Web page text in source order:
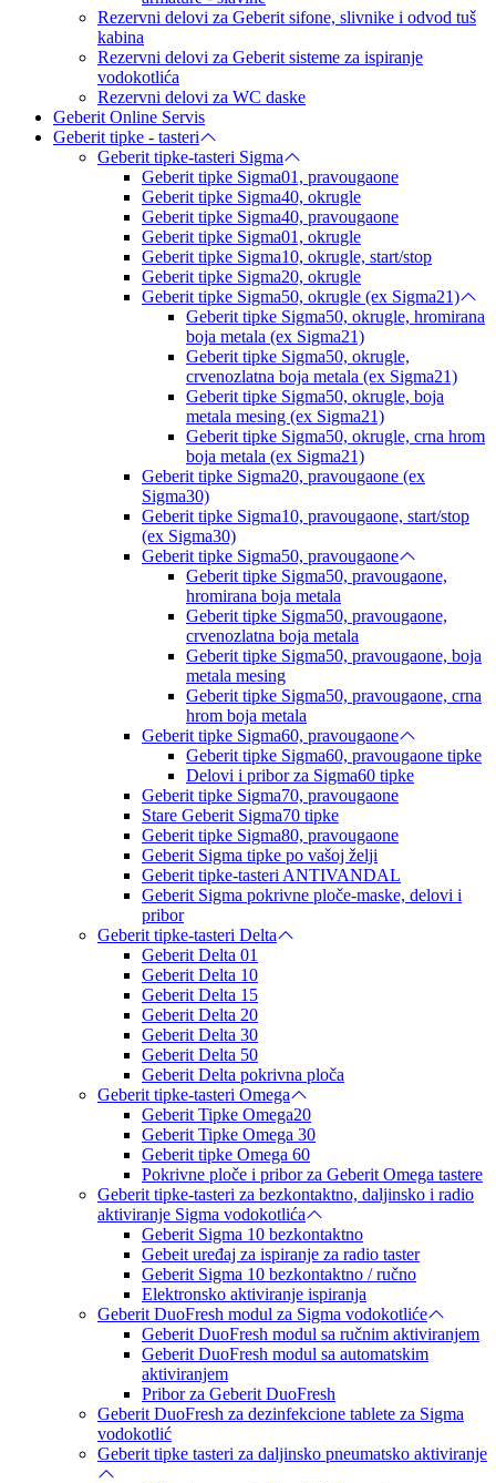
Rezervni delovi za Geberit sifone, slivnike i odvod tuš
kabina
Rezervni delovi za Geberit sisteme za ispiranje
vodokotlića
Rezervni delovi za WC daske
Geberit Online Servis
Geberit tipke - tasteri
Geberit tipke-tasteri Sigma
Geberit tipke Sigma01, pravougaone
Geberit tipke Sigma40, okrugle
Geberit tipke Sigma40, pravougaone
Geberit tipke Sigma01, okrugle
Geberit tipke Sigma10, okrugle, start/stop
Geberit tipke Sigma20, okrugle
Geberit tipke Sigma50, okrugle (ex Sigma21)
Geberit tipke Sigma50, okrugle, hromirana
boja metala (ex Sigma21)
Geberit tipke Sigma50, okrugle,
crvenozlatna boja metala (ex Sigma21)
Geberit tipke Sigma50, okrugle, boja
metala mesing (ex Sigma21)
Geberit tipke Sigma50, okrugle, crna hrom
boja metala (ex Sigma21)
Geberit tipke Sigma20, pravougaone (ex
Sigma30)
Geberit tipke Sigma10, pravougaone, start/stop
(ex Sigma30)
Geberit tipke Sigma50, pravougaone
Geberit tipke Sigma50, pravougaone,
hromirana boja metala
Geberit tipke Sigma50, pravougaone,
crvenozlatna boja metala
Geberit tipke Sigma50, pravougaone, boja
metala mesing
Geberit tipke Sigma50, pravougaone, crna
hrom boja metala
Geberit tipke Sigma60, pravougaone
Geberit tipke Sigma60, pravougaone tipke
Delovi i pribor za Sigma60 tipke
Geberit tipke Sigma70, pravougaone
Stare Geberit Sigma70 tipke
Geberit tipke Sigma80, pravougaone
Geberit Sigma tipke po vašoj želji
Geberit tipke-tasteri ANTIVANDAL
Geberit Sigma pokrivne ploče-maske, delovi i
pribor
Geberit tipke-tasteri Delta
Geberit Delta 01
Geberit Delta 10
Geberit Delta 15
Geberit Delta 20
Geberit Delta 30
Geberit Delta 50
Geberit Delta pokrivna ploča
Geberit tipke-tasteri Omega
Geberit Tipke Omega20
Geberit Tipke Omega 30
Geberit tipke Omega 60
Pokrivne ploče i pribor za Geberit Omega tastere
Geberit tipke-tasteri za bezkontaktno, daljinsko i radio
aktiviranje Sigma vodokotlića
Geberit Sigma 10 bezkontaktno
Gebeit uređaj za ispiranje za radio taster
Geberit Sigma 10 bezkontaktno / ručno
Elektronsko aktiviranje ispiranja
Geberit DuoFresh modul za Sigma vodokotliće
Geberit DuoFresh modul sa ručnim aktiviranjem
Geberit DuoFresh modul sa automatskim
aktiviranjem
Pribor za Geberit DuoFresh
Geberit DuoFresh za dezinfekcione tablete za Sigma
vodokotlić
Geberit tipke tasteri za daljinsko pneumatsko aktiviranje